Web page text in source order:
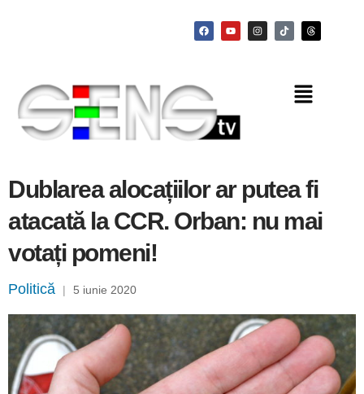
Dublarea alocațiilor ar putea fi
atacată la CCR. Orban: nu mai
votați pomeni!
Politică | 5 iunie 2020